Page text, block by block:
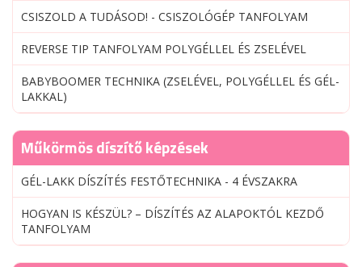
CSISZOLD A TUDÁSOD! - CSISZOLÓGÉP TANFOLYAM
REVERSE TIP TANFOLYAM POLYGÉLLEL ÉS ZSELÉVEL
BABYBOOMER TECHNIKA (ZSELÉVEL, POLYGÉLLEL ÉS GÉL-
LAKKAL)
Műkörmös díszítő képzések
GÉL-LAKK DÍSZÍTÉS FESTŐTECHNIKA - 4 ÉVSZAKRA
HOGYAN IS KÉSZÜL? – DÍSZÍTÉS AZ ALAPOKTÓL KEZDŐ
TANFOLYAM